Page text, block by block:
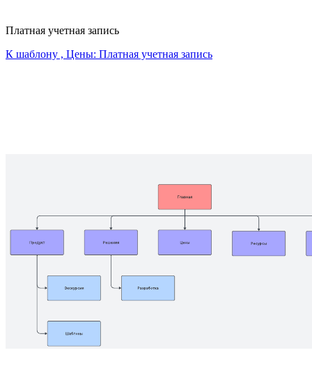
Платная учетная запись
К шаблону , Цены: Платная учетная запись